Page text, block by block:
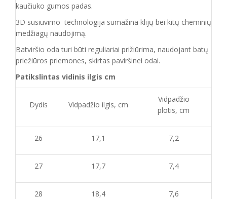
kaučiuko gumos padas.
3D susiuvimo technologija sumažina klijų bei kitų cheminių
medžiagų naudojimą.
Batviršio oda turi būti reguliariai prižiūrima, naudojant batų
priežiūros priemones, skirtas paviršinei odai.
Patikslintas vidinis ilgis cm
Dydis Vidpadžio ilgis, cm
Vidpadžio
plotis, cm
26 17,1 7,2
27 17,7 7,4
28 18,4 7,6